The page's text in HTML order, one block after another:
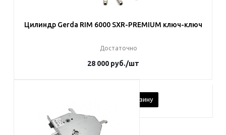
Цилиндр Gerda RIM 6000 SXR-PREMIUM ключ-ключ
Достаточно
28 000 руб./шт
В корзину